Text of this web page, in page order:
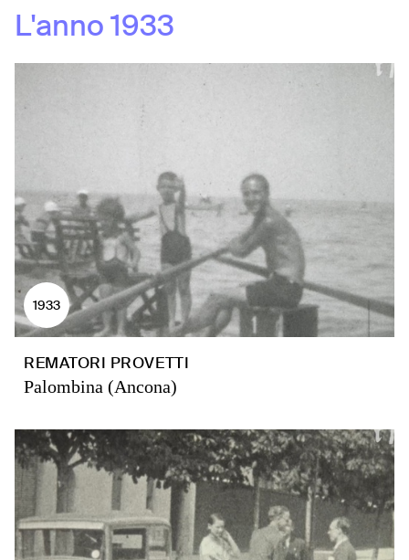
L'anno1933
1933
REMATORI PROVETTI
Palombina (Ancona)